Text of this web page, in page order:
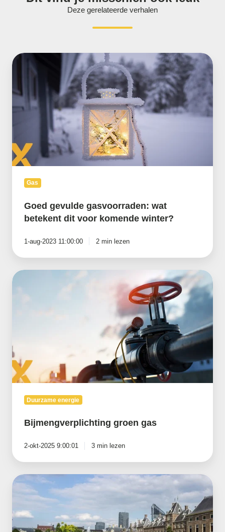
Deze gerelateerde verhalen
Goed
gevulde
gasvoorraden:
betekent
dit
Gas
Goed gevulde gasvoorraden: wat
betekent dit voor komende winter?
1-aug-2023 11:00:00 2 min lezen
Bijmengverplichting
Duurzame energie
Bijmengverplichting groen gas
2-okt-2025 9:00:01 3 min lezen
Gasbelasting
netbeheerderskosten
in
2024